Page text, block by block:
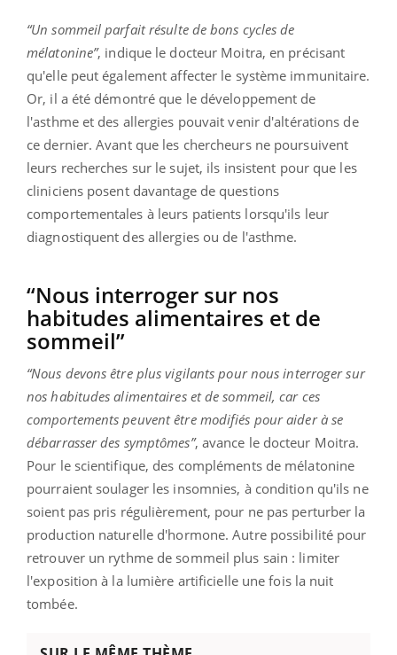
“Un sommeil parfait résulte de bons cycles de
mélatonine”, indique le docteur Moitra, en précisant
qu'elle peut également affecter le système immunitaire.
Or, il a été démontré que le développement de
l'asthme et des allergies pouvait venir d'altérations de
ce dernier. Avant que les chercheurs ne poursuivent
leurs recherches sur le sujet, ils insistent pour que les
cliniciens posent davantage de questions
comportementales à leurs patients lorsqu'ils leur
diagnostiquent des allergies ou de l'asthme.
“Nous interroger sur nos
habitudes alimentaires et de
sommeil”
“Nous devons être plus vigilants pour nous interroger sur
nos habitudes alimentaires et de sommeil, car ces
comportements peuvent être modifiés pour aider à se
débarrasser des symptômes”, avance le docteur Moitra.
Pour le scientifique, des compléments de mélatonine
pourraient soulager les insomnies, à condition qu'ils ne
soient pas pris régulièrement, pour ne pas perturber la
production naturelle d'hormone. Autre possibilité pour
retrouver un rythme de sommeil plus sain : limiter
l'exposition à la lumière artificielle une fois la nuit
tombée.